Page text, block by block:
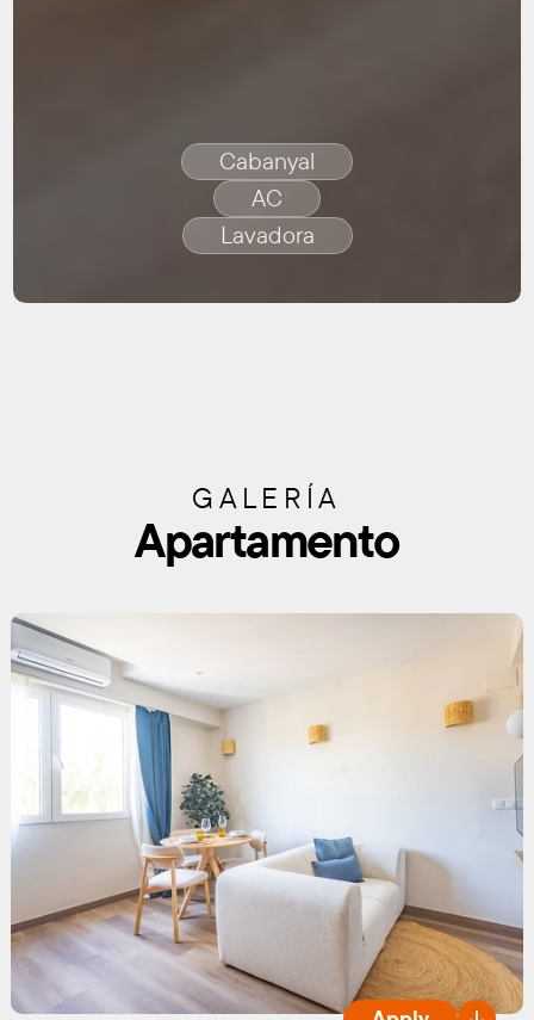
Cabanyal
AC
Lavadora
GALERÍA
Apartamento